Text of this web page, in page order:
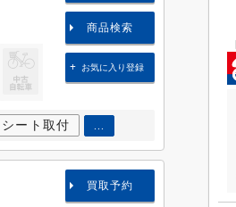
シート取付 ...
商品検索
お気に入り登録
買取予約